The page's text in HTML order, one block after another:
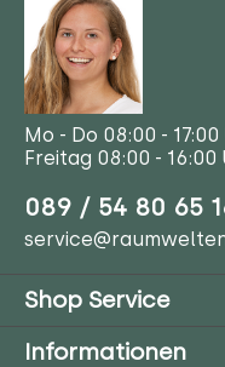
Mo - Do 08:00 - 17:00
Freitag 08:00 - 16:00
089 / 54 80 65
Shop Service
Informationen